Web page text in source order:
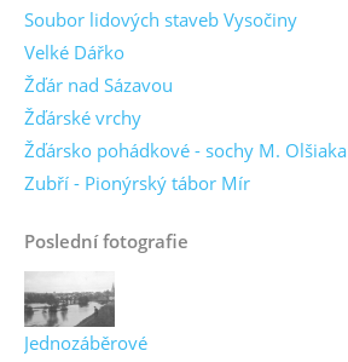
Soubor lidových staveb Vysočiny
Velké Dářko
Žďár nad Sázavou
Žďárské vrchy
Žďársko pohádkové - sochy M. Olšiaka
Zubří - Pionýrský tábor Mír
Poslední fotografie
Jednozáběrové